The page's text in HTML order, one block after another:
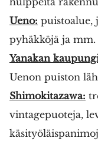
Ueno: puistoalue,
pyhäkköjä ja mm.
Yanakan
Uenon puiston
Shimokitazawa:
vintagepuoteja,